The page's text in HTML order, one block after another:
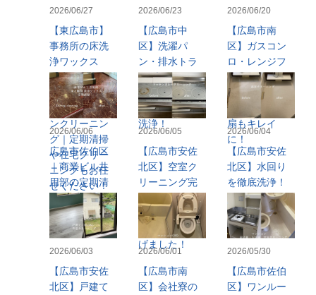
2026/06/27
【東広島市】
事務所の床洗
浄ワックス
【広島市南
区】レンジフ
ード・エアコ
ンクリーニン
グ｜定期清掃
や在宅クリー
ニングもお任
せください！
2026/06/23
【広島市中
区】洗濯パ
ン・排水トラ
ップクリーニ
ング｜見えな
い汚れを徹底
洗浄！
2026/06/20
【広島市南
区】ガスコン
ロ・レンジフ
ードクリーニ
ングへ 追加
にて浴室換気
扇もキレイ
に！
2026/06/06
広島市佐伯区
｜商業ビル共
用部の定期清
掃（床洗浄ワ
ックス）へ
2026/06/05
【広島市安佐
北区】空室ク
リーニング完
了！戸建て
5LDKを隅々ま
で丁寧に仕上
げました！
2026/06/04
【広島市安佐
北区】水回り
を徹底洗浄！
戸建て5LDK空
室クリーニン
グへ
2026/06/03
【広島市安佐
北区】戸建て
2026/06/01
【広島市南
区】会社寮の
2026/05/30
【広島市佐伯
区】ワンルー